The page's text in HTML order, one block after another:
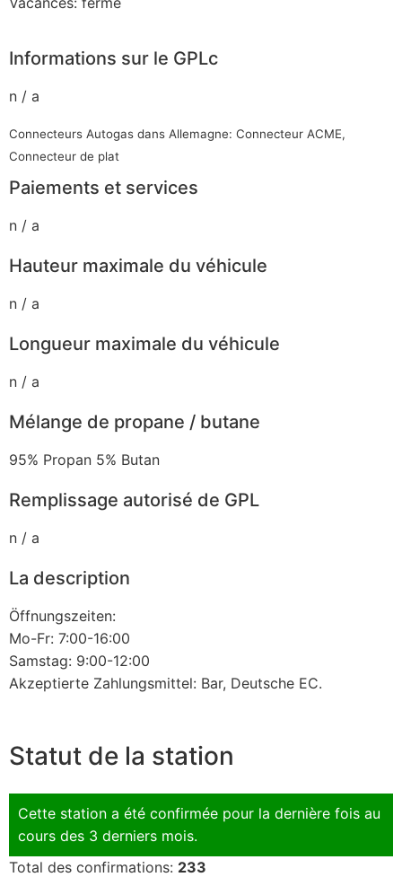
Informations sur le GPLc
n / a
Connecteurs Autogas dans Allemagne: Connecteur ACME,
Connecteur de plat
Paiements et services
n / a
Hauteur maximale du véhicule
n / a
Longueur maximale du véhicule
n / a
Mélange de propane / butane
95% Propan 5% Butan
Remplissage autorisé de GPL
n / a
La description
Öffnungszeiten:
Mo-Fr: 7:00-16:00
Samstag: 9:00-12:00
Akzeptierte Zahlungsmittel: Bar, Deutsche EC.
Statut de la station
Cette station a été confirmée pour la dernière fois au
cours des 3 derniers mois.
Total des confirmations: 233